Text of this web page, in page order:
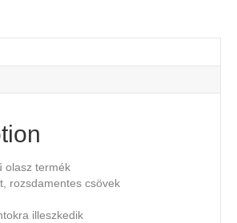
olasz termék
rozsdamentes csövek
illeszkedik